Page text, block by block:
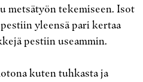
metsätyön tekemiseen. Isot
yleensä pari kertaa
pestiin useammin.
kuten tuhkasta ja